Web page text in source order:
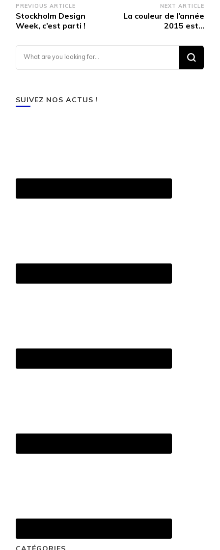
Post
Navigation
PREVIOUS ARTICLE
Stockholm Design
Week, c’est parti !
NEXT ARTICLE
La couleur de l’année
2015 est…
SUIVEZ NOS ACTUS !